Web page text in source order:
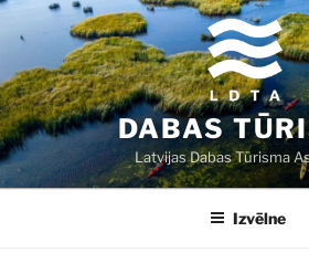
Doties
saturu
DABAS
Latvijas Dabas Tūrisma
Izvēlne